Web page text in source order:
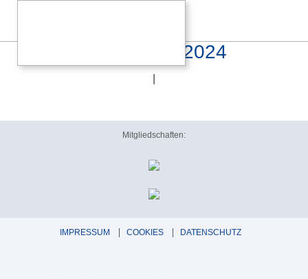
litemag_bestpicks_2024
Mitgliedschaften:
IMPRESSUM COOKIES DATENSCHUTZ